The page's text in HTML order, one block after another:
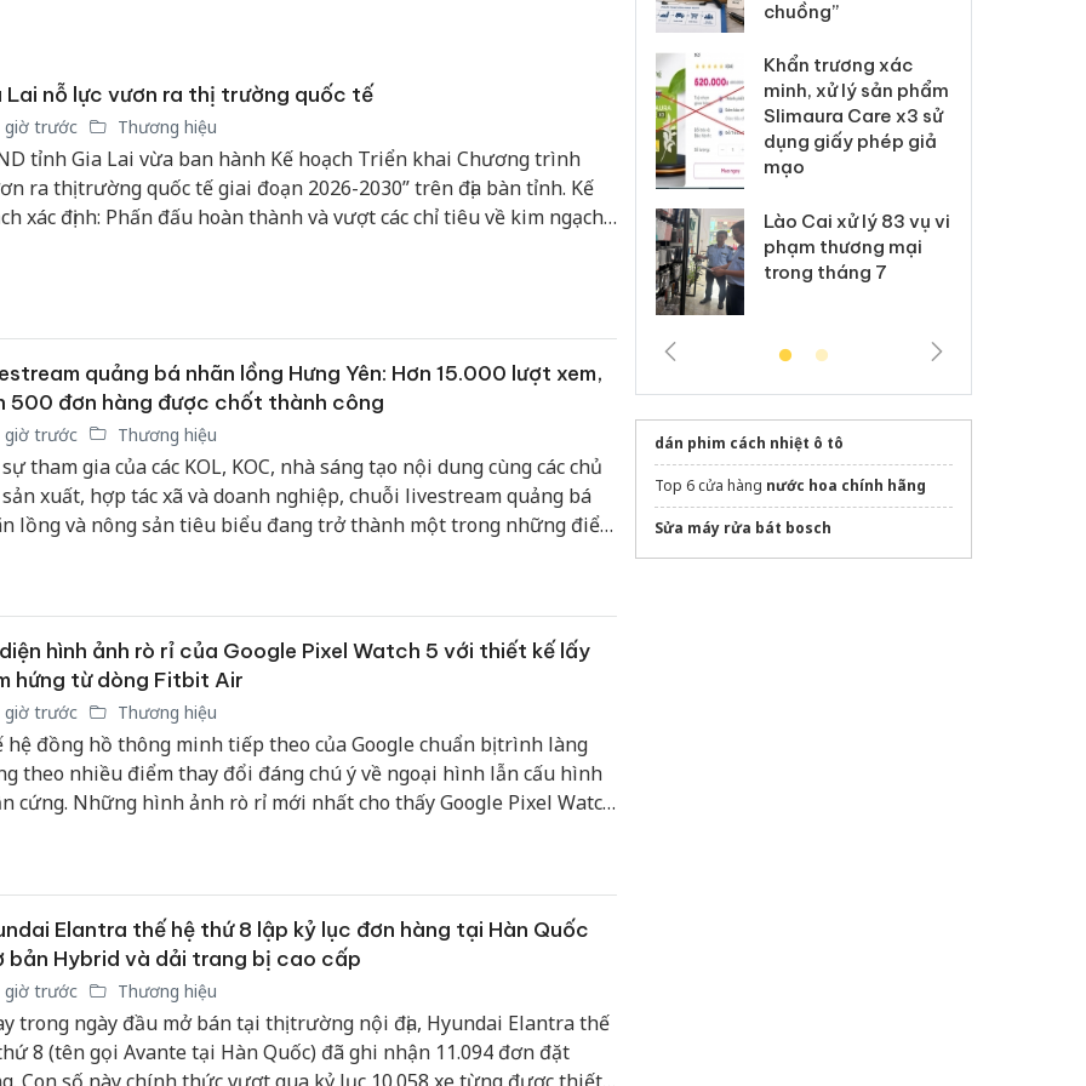
Lai nỗ lực vươn ra thị trường quốc tế
giờ trước Thương hiệu
tỉnh Gia Lai vừa ban hành Kế hoạch Triển khai Chương trình
ra thị trường quốc tế giai đoạn 2026-2030” trên địa bàn tỉnh. Kế
xác định: Phấn đấu hoàn thành và vượt các chỉ tiêu về kim ngạch
quảng bá nhãn lồng Hưng Yên: Hơn 15.000 lượt xem,
500 đơn hàng được chốt thành công
giờ trước Thương hiệu
tham gia của các KOL, KOC, nhà sáng tạo nội dung cùng các chủ
xuất, hợp tác xã và doanh nghiệp, chuỗi livestream quảng bá
lồng và nông sản tiêu biểu đang trở thành một trong những điểm
mại điện tử.
hình ảnh rò rỉ của Google Pixel Watch 5 với thiết kế lấy
hứng từ dòng Fitbit Air
giờ trước Thương hiệu
hệ đồng hồ thông minh tiếp theo của Google chuẩn bị trình làng
theo nhiều điểm thay đổi đáng chú ý về ngoại hình lẫn cấu hình
cứng. Những hình ảnh rò rỉ mới nhất cho thấy Google Pixel Watch
tinh tế với các góc bo tròn mềm mại cùng kiểu dáng mỏng nhẹ,
đó dung hòa giữa tính năng công nghệ phục vụ nhu cầu thường và
tố thời trang.
Elantra thế hệ thứ 8 lập kỷ lục đơn hàng tại Hàn Quốc
bản Hybrid và dải trang bị cao cấp
giờ trước Thương hiệu
trong ngày đầu mở bán tại thị trường nội địa, Hyundai Elantra thế
8 (tên gọi Avante tại Hàn Quốc) đã ghi nhận 11.094 đơn đặt
kinh doanh
Công an Thanh Hóa
chuồng”
Khẩn trương xác
minh, xử lý sản phẩm
Slimaura Care x3 sử
dụng giấy phép giả
mạo
Lào Cai xử lý 83 vụ vi
phạm thương mại
trong tháng 7
dán phim cách nhiệt ô tô
Top 6 cửa hàng nước hoa chính hãng
Sửa máy rửa bát bosch